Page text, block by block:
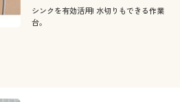
シンクを有効活用! 水切りもできる作業
台。